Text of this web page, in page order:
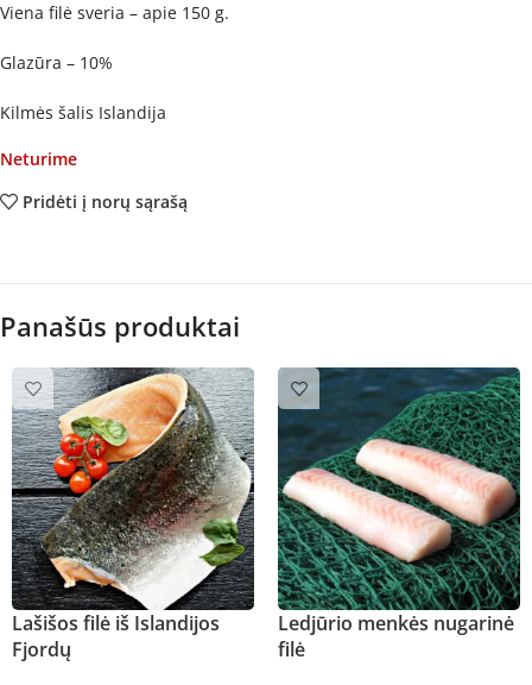
Viena filė sveria – apie 150 g.
Glazūra – 10%
Kilmės šalis Islandija
Neturime
Pridėti į norų sąrašą
Panašūs produktai
Lašišos filė iš Islandijos
Fjordų
Ledjūrio menkės nugarinė
filė